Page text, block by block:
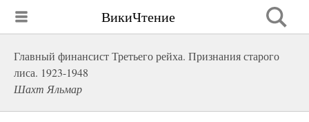
ВикиЧтение
Главный финансист Третьего рейха. Признания старого
лиса. 1923-1948
Шахт Яльмар